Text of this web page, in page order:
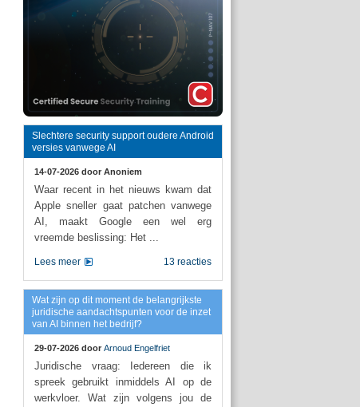
Slechtere security support oudere Android
versies vanwege AI
14-07-2026 door Anoniem
Waar recent in het nieuws kwam dat
Apple sneller gaat patchen vanwege
AI, maakt Google een wel erg
vreemde beslissing: Het ...
13 reacties
Lees meer
Wat zijn op dit moment de belangrijkste
juridische aandachtspunten voor de inzet
van AI binnen het bedrijf?
29-07-2026 door Arnoud Engelfriet
Juridische vraag: Iedereen die ik
spreek gebruikt inmiddels AI op de
werkvloer. Wat zijn volgens jou de